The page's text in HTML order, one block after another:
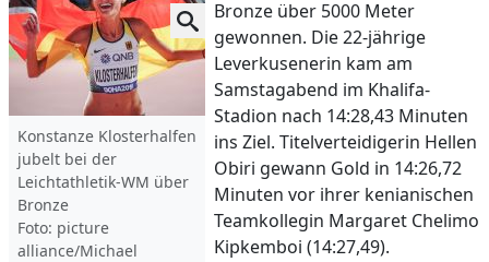
Konstanze Klosterhalfen
jubelt bei der
Leichtathletik-WM über
Bronze
Foto: picture
alliance/Michael
Bronze über 5000 Meter
gewonnen. Die 22-jährige
Leverkusenerin kam am
Samstagabend im Khalifa-
Stadion nach 14:28,43 Minuten
ins Ziel. Titelverteidigerin Hellen
Obiri gewann Gold in 14:26,72
Minuten vor ihrer kenianischen
Teamkollegin Margaret Chelimo
Kipkemboi (14:27,49).